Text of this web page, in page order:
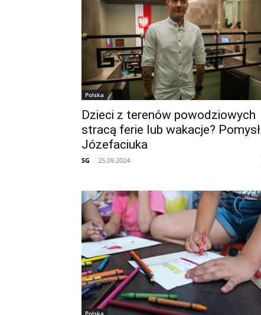
Polska
Dzieci z terenów powodziowych
stracą ferie lub wakacje? Pomysł
Józefaciuka
SG - 25.09.2024
Polska